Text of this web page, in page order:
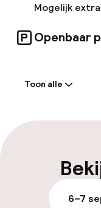
Mogelijk
Openbaar
Laat
Toon alle
6–7